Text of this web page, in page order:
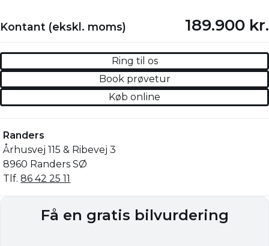
Kontant (ekskl. moms) 189.900 kr.
Ring til os
Book prøvetur
Køb online
Randers
Århusvej 115 & Ribevej 3
8960 Randers SØ
Tlf.86 42 25 11
Få en gratis bilvurdering